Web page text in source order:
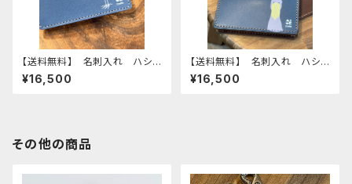
【送料無料】 名刺入れ ハシビ
ロコウ ネイビー dark Blue
はしびろこう 栃木レザー
¥16,500
【送料無料】 名刺入れ ハシビ
ロコウ ネイビー dark Blue
はしびろこう 正面 栃木レ
¥16,500
その他の商品